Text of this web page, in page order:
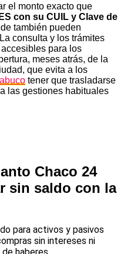
el monto exacto que
con su CUIL y Clave de
también pueden
consulta y los trámites
para los
meses atrás, de la
que evita a los
tener que trasladarse
las gestiones habituales
Chaco 24
sin saldo con la
para activos y pasivos
sin intereses ni